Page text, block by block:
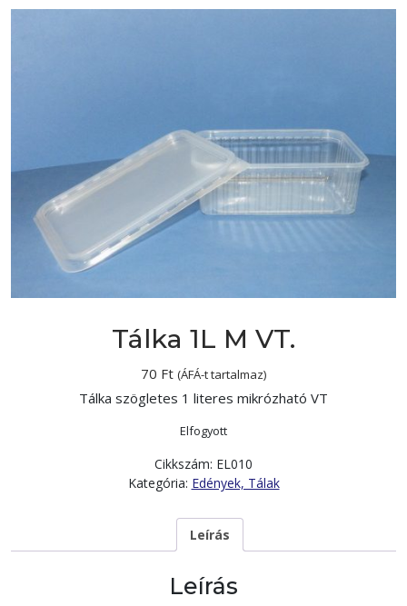
Tálka 1L M VT.
70 Ft (ÁFÁ-t tartalmaz)
Tálka szögletes 1 literes mikrózható VT
Elfogyott
Cikkszám: EL010
Kategória: Edények, Tálak
Leírás
Leírás